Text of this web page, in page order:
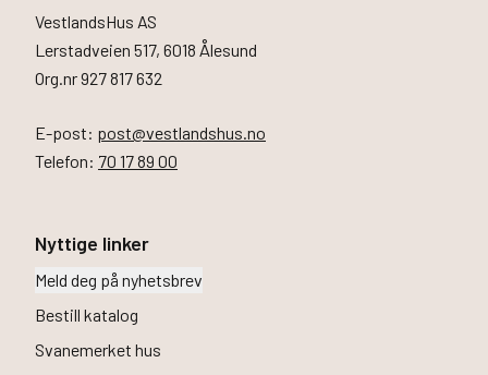
VestlandsHus AS
Lerstadveien 517, 6018 Ålesund
Org.nr 927 817 632
E-post: post@vestlandshus.no
Telefon: 70 17 89 00
Nyttige linker
Meld deg på nyhetsbrev
Bestill katalog
Svanemerket hus